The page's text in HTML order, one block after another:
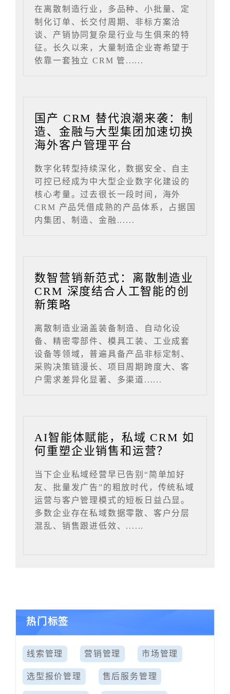
在离散制造行业，多品种、小批量、定
制化订单、长交付周期、非标方案洽
谈、产销协同复杂是行业与生俱来的特
征。长久以来，大量制造企业寄希望于
依靠一套独立 CRM 管......
国产 CRM 替代浪潮来袭：制
造、金融与大型集团加速切换
海外客户管理平台
数字化转型持续深化，数据安全、自主
可控已经成为中大型企业数字化建设的
核心考量。过去很长一段时间，海外
CRM 产品凭借成熟的产品体系，占据国
内集团、制造、金融......
数智营销新范式：离散制造业
CRM 深度结合人工智能的创
新策略
离散制造业涵盖装备制造、自动化设
备、精密零部件、模具工装、工业成套
设备等领域，普遍具备产品非标定制、
采购决策链漫长、项目周期跨度大、客
户需求差异化显著、多渠道......
AI智能体赋能，私域 CRM 如
何重塑企业销售和运营？
当下企业私域经营早已告别“简单加好
友、批量发广告”的粗放时代，传统私域
运营与客户管理模式的短板日益凸显。
多数企业存在私域数据零散、客户分层
混乱、销售跟进低效、......
热门标签
线索管理 营销管理 市场管理
选型报价管理 售后服务管理